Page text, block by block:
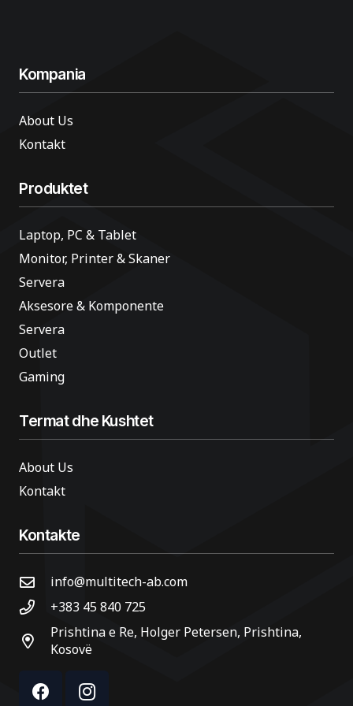
Kompania
About Us
Kontakt
Produktet
Laptop, PC & Tablet
Monitor, Printer & Skaner
Servera
Aksesore & Komponente
Servera
Outlet
Gaming
Termat dhe Kushtet
About Us
Kontakt
Kontakte
info@multitech-ab.com
+383 45 840 725
Prishtina e Re, Holger Petersen, Prishtina,
Kosovë